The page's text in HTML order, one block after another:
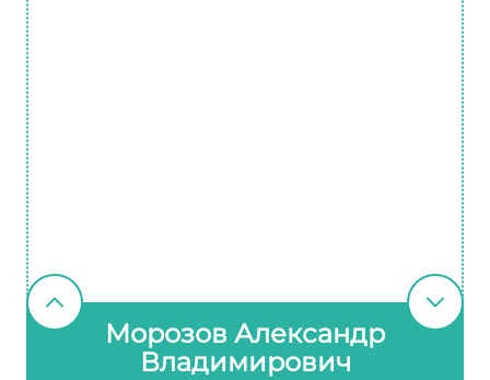
Морозов Александр
Владимирович